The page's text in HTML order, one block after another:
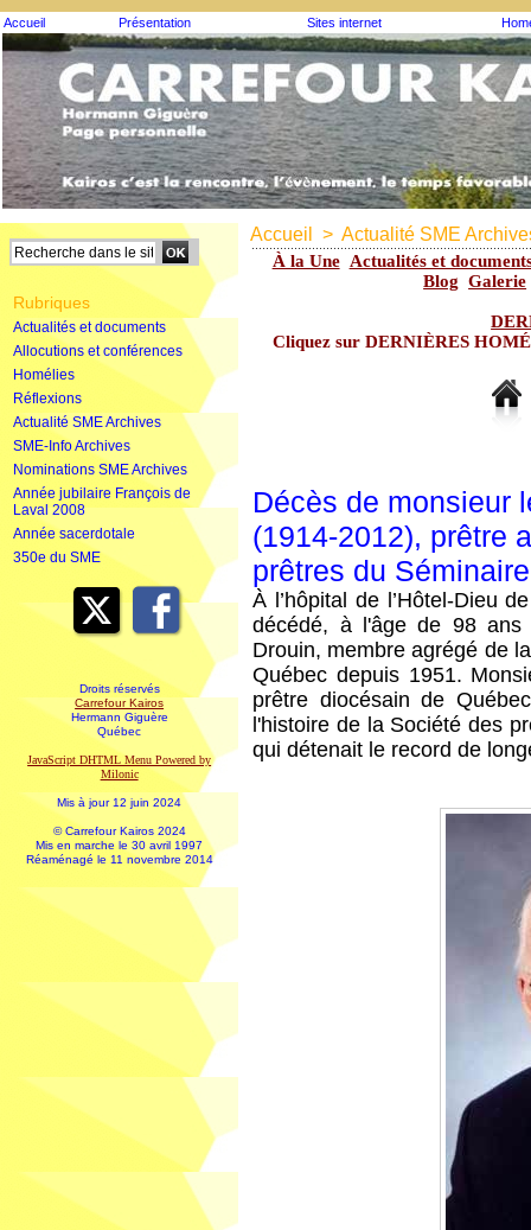
Accueil Présentation Sites internet
Rubriques
Actualités et documents
Allocutions et conférences
Homélies
Réflexions
Actualité SME Archives
SME-Info Archives
Nominations SME Archives
Année jubilaire François de
Laval 2008
Année sacerdotale
350e du SME
Droits réservés
Carrefour Kairos
Hermann Giguère
Québec
JavaScript DHTML Menu Powered by
Milonic
Mis à jour 12 juin 2024
© Carrefour Kairos 2024
Mis en marche le 30 avril 1997
Réaménagé le 11 novembre 2014
Accueil > Actualité SME
À la Une Actualités et
Blog Galerie
Cliquez sur DERNIÈRES
Décès de monsieur
(1914-2012), prêtre
prêtres du
À l’hôpital de l’Hôtel-Dieu
décédé, à l'âge de 98 ans
Drouin, membre agrégé de
Québec depuis 1951.
prêtre diocésain de
l'histoire de la Société des
qui détenait le record de